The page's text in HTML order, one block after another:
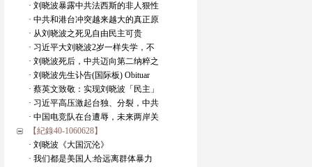
· 刘晓波暴露中共法西斯的非人狠性
· 中共和港台冲突越来越大的真正原
· 从刘晓波之死见自由民主可贵
· 习近平大刘晓波2岁一样失学，不
· 刘晓波死后，中共迈向第二纳粹之
· 刘晓波先生讣告(国际板) Obituar
· 蔡英文致敬：实现刘晓波「民主」
· 习近平高压激起台独、分裂，中共
· 中国电竞队在台遭辱，未来两岸关
【紀錄40-1060628】
· 刘晓波《大国沉沦》
· 我们都是美国人:给远离群体暴力